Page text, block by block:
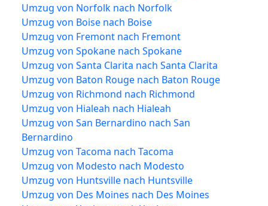
Umzug von Norfolk nach Norfolk
Umzug von Boise nach Boise
Umzug von Fremont nach Fremont
Umzug von Spokane nach Spokane
Umzug von Santa Clarita nach Santa Clarita
Umzug von Baton Rouge nach Baton Rouge
Umzug von Richmond nach Richmond
Umzug von Hialeah nach Hialeah
Umzug von San Bernardino nach San
Bernardino
Umzug von Tacoma nach Tacoma
Umzug von Modesto nach Modesto
Umzug von Huntsville nach Huntsville
Umzug von Des Moines nach Des Moines